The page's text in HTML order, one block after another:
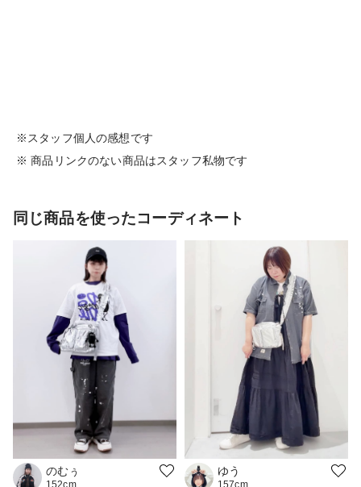
※スタッフ個人の感想です
※ 商品リンクのない商品はスタッフ私物です
同じ商品を使ったコーディネート
のむぅ
152cm
ゆう
157cm